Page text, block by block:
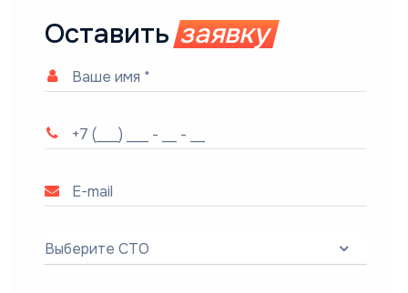
Оставить заявку
Выберите СТО